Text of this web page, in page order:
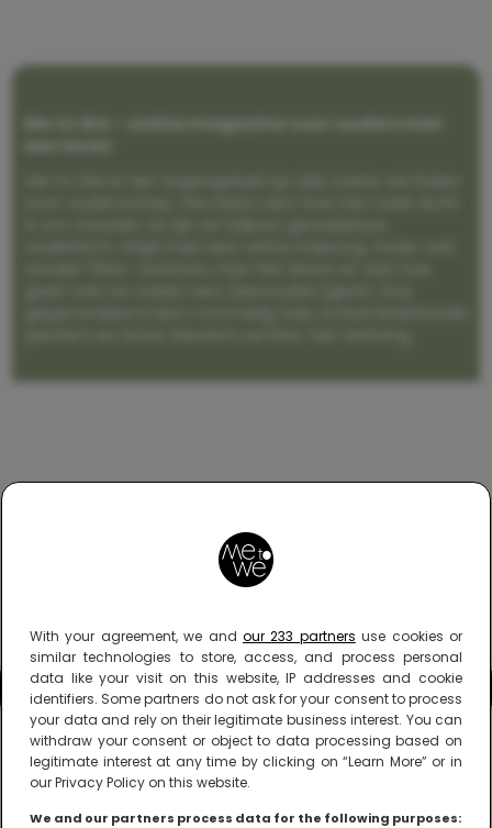
With your agreement, we and our 233 partners use cookies or
similar technologies to store, access, and process personal
data like your visit on this website, IP addresses and cookie
identifiers. Some partners do not ask for your consent to process
your data and rely on their legitimate business interest. You can
withdraw your consent or object to data processing based on
legitimate interest at any time by clicking on “Learn More” or in
our Privacy Policy on this website.
We and our partners process data for the following purposes:
Me to We – online magazine voor ouders met